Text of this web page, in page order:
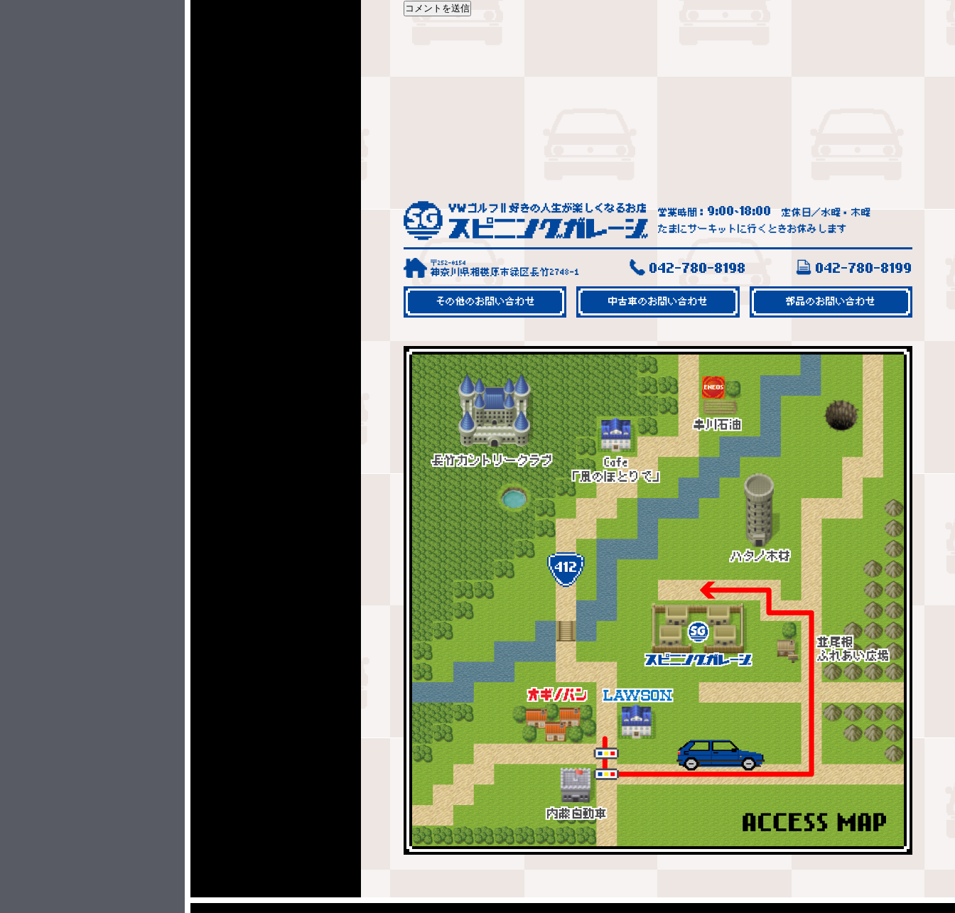
営業時間： 9:00~18:00 定休日／水曜・木曜
たまにサーキットに行くときお休みします
〒252-0154
神奈川県相模原市緑区長竹2748-1 042-780-8198 042-780-8199
その他のお問い合わせ 中古車のお問い合わせ 部品のお問い合わせ